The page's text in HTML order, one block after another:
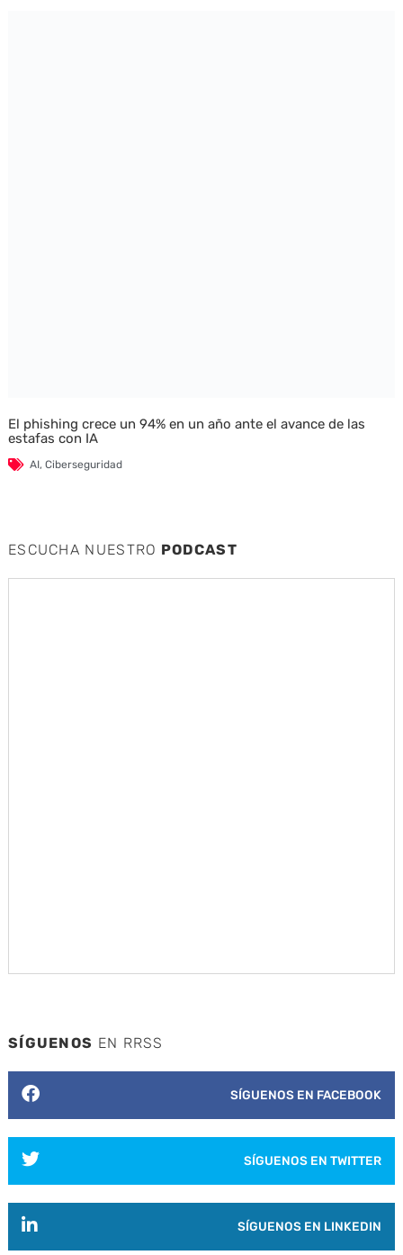
El phishing crece un 94% en un año ante el avance de las
estafas con IA
AI, Ciberseguridad
ESCUCHA NUESTRO PODCAST
SÍGUENOS EN RRSS
SÍGUENOS EN FACEBOOK
SÍGUENOS EN TWITTER
SÍGUENOS EN LINKEDIN